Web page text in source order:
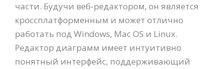
части. Будучи веб-редактором, он является
кроссплатформенным и может отлично
работать под Windows, Mac OS и Linux.
Редактор диаграмм имеет интуитивно
понятный интерфейс, поддерживающий